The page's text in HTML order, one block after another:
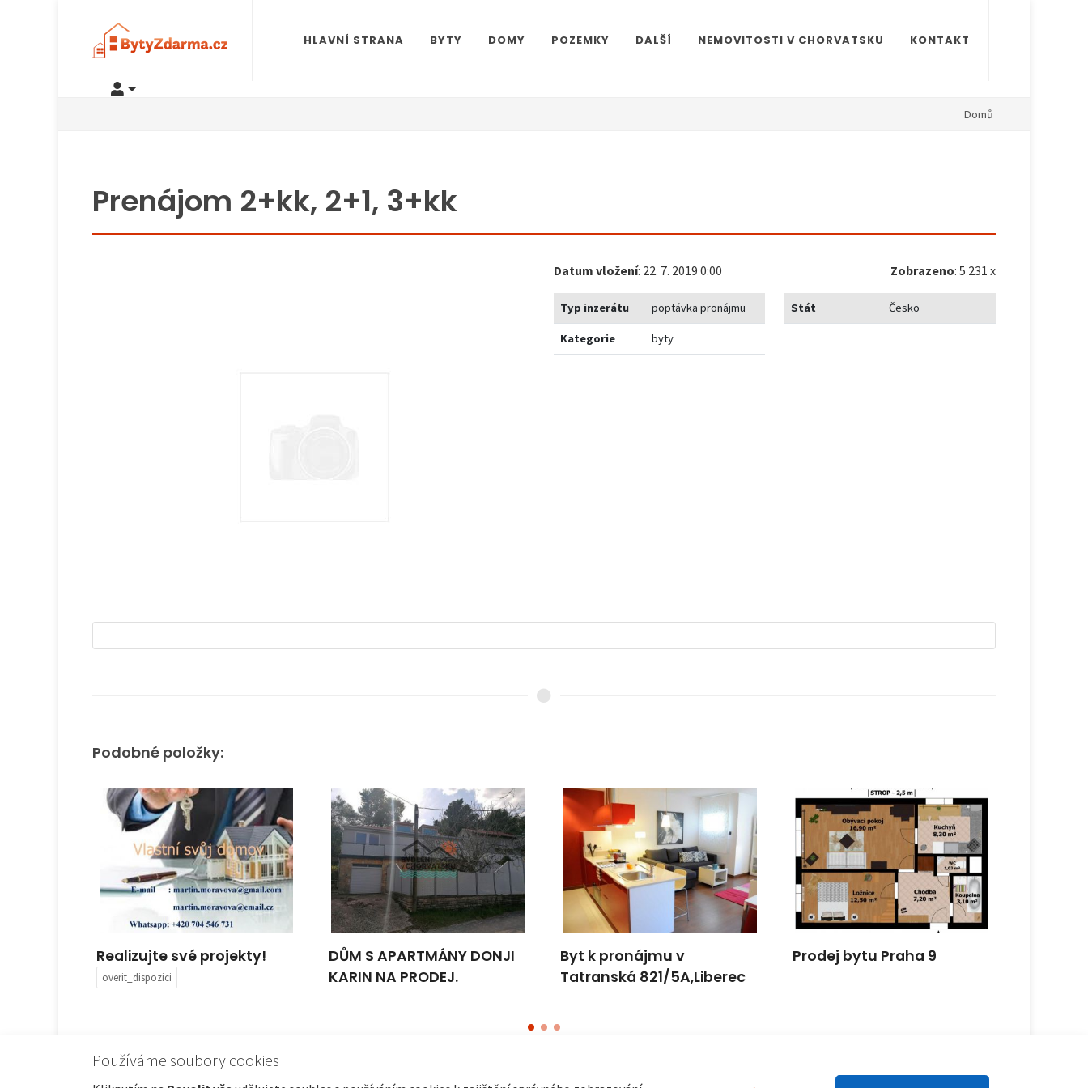
Používáme soubory cookies
HLAVNÍ STRANA BYTY DOMY POZEMKY DALŠÍ NEMOVITOSTI V CHORVATSKU KONTAKT
Domů
Prenájom 2+kk, 2+1, 3+kk
Datum vložení: 22. 7. 2019 0:00 Zobrazeno: 5 231 x
Typ inzerátu poptávka pronájmu
Kategorie byty
Stát Česko
Podobné položky:
Realizujte své projekty!
overit_dispozici
DŮM S APARTMÁNY DONJI
KARIN NA PRODEJ.
Byt k pronájmu v
Tatranská 821/5A,Liberec
Prodej bytu Praha 9